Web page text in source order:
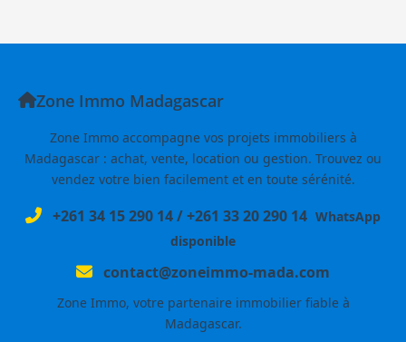
Zone Immo Madagascar
Zone Immo accompagne vos projets immobiliers à
Madagascar : achat, vente, location ou gestion. Trouvez ou
vendez votre bien facilement et en toute sérénité.
+261 34 15 290 14/+261 33 20 290 14 WhatsApp
disponible
contact@zoneimmo-mada.com
Zone Immo, votre partenaire immobilier fiable à
Madagascar.